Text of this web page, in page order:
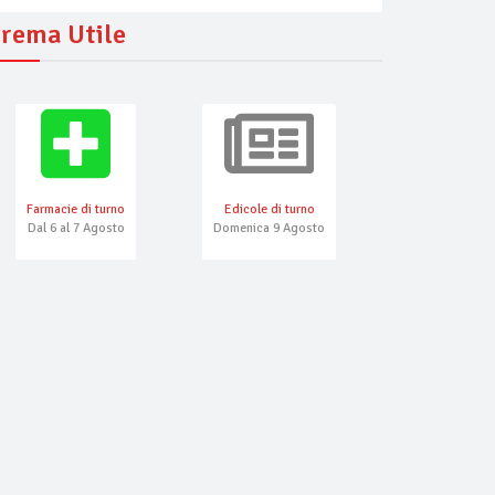
Utile
Farmacie di turno
Dal 6 al 7 Agosto
Edicole di turno
Domenica 9 Agosto